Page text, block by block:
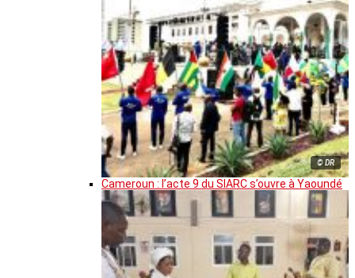
© DR
Cameroun : l’acte 9 du SIARC s’ouvre à Yaoundé